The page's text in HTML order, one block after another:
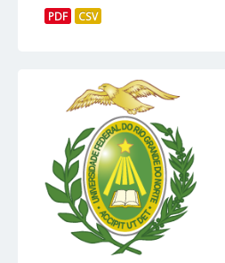
PDF CSV